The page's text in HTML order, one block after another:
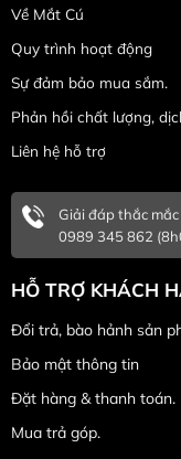
Về Mắt Cú
Quy trình hoạt động
Sự đảm bảo mua sắm.
Phản hồi chất lượng,
Liên hệ hỗ trợ
Giải đáp thắc
0989 345 862
HỖ TRỢ KHÁCH
Đổi trả, bào hảnh sản
Bảo mật thông tin
Đặt hàng & thanh toán.
Mua trả góp.